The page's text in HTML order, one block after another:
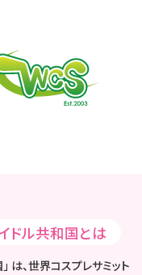
ドル共和国とは
は、世界コスプレサミット